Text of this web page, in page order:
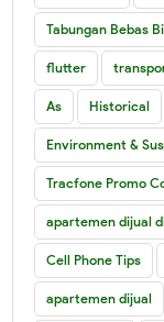
Tabungan Bebas
flutter
As Historical
Environment &
Tracfone Promo
apartemen dijual
Cell Phone Tips
apartemen dijual